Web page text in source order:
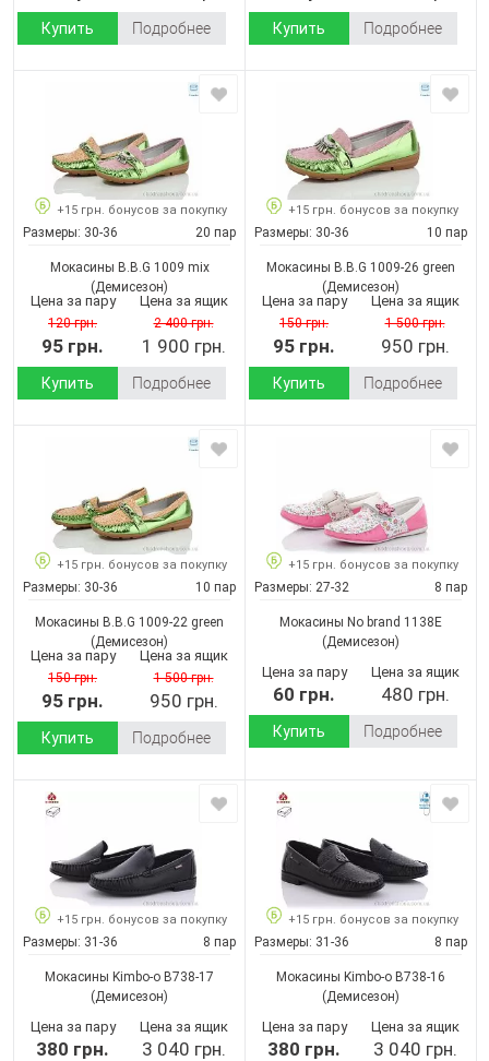
Купить Подробнее Купить Подробнее
+15 грн. бонусов за покупку
Размеры: 30-36 20 пар
Мокасины B.B.G 1009 mix
(Демисезон)
Цена за пару
120 грн.
95 грн.
Цена за ящик
2 400 грн.
1 900 грн.
Купить Подробнее
+15 грн. бонусов за покупку
Размеры: 30-36 10 пар
Мокасины B.B.G 1009-26 green
(Демисезон)
Цена за пару
150 грн.
95 грн.
Цена за ящик
1 500 грн.
950 грн.
Купить Подробнее
+15 грн. бонусов за покупку
Размеры: 30-36 10 пар
Мокасины B.B.G 1009-22 green
(Демисезон)
Цена за пару
150 грн.
95 грн.
Цена за ящик
1 500 грн.
950 грн.
Купить Подробнее
+15 грн. бонусов за покупку
Размеры: 27-32 8 пар
Мокасины No brand 1138E
(Демисезон)
Цена за пару
60 грн.
Цена за ящик
480 грн.
Купить Подробнее
+15 грн. бонусов за покупку
Размеры: 31-36 8 пар
Мокасины Kimbo-o B738-17
(Демисезон)
Цена за пару
380 грн.
Цена за ящик
3 040 грн.
+15 грн. бонусов за покупку
Размеры: 31-36 8 пар
Мокасины Kimbo-o B738-16
(Демисезон)
Цена за пару
380 грн.
Цена за ящик
3 040 грн.